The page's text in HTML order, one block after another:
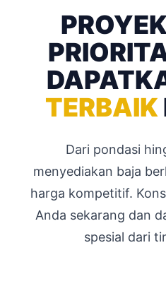
TERBAIK
Dari pondasi
menyediakan baja
harga kompetitif.
Anda sekarang dan
spesial dari